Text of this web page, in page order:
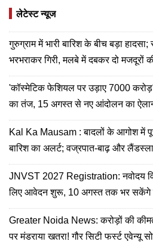
लेटेस्ट न्यूज
गुरुग्राम में भारी बारिश के बीच बड़ा
भरभराकर गिरी, मलबे में दबकर दो मजदूरों
'कॉस्मेटिक फेशियल पर उड़ाए 7000
का तंज, 15 अगस्त से नए आंदोलन का
Kal Ka Mausam : बादलों के आगोश में
बारिश का अलर्ट; वज्रपात-बाढ़ और
JNVST 2027 Registration: नवोदय
लिए आवेदन शुरू, 10 अगस्त तक भर
Greater Noida News: करोड़ों की
पर मंडराया खतरा! गौर सिटी फर्स्ट एवेन्यू